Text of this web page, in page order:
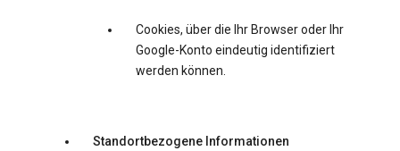
Cookies, über die Ihr Browser oder Ihr
Google-Konto eindeutig identifiziert
werden können.
Standortbezogene Informationen